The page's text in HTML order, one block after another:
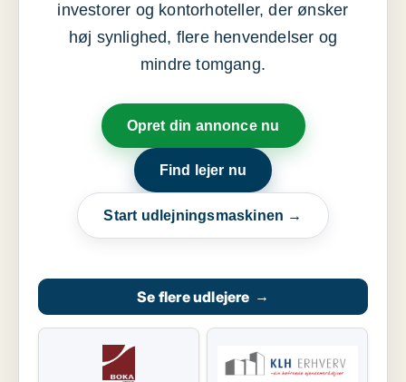
investorer og kontorhoteller, der ønsker
høj synlighed, flere henvendelser og
mindre tomgang.
Opret din annonce nu
Find lejer nu
Start udlejningsmaskinen →
Se flere udlejere →